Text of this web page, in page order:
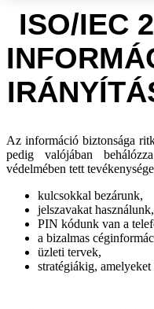
ISO/IEC
Az információ biztonsága
pedig valójában
védelmében tett
kulcsokkal bezárunk,
jelszavakat használunk,
PIN kódunk van a
a bizalmas
üzleti tervek,
stratégiákig,